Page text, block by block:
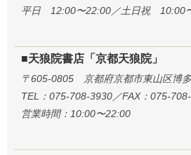
平日 12:00〜22:00／土日祝 10:00
■天狼院書店「京都天狼院」
〒605-0805 京都府京都市東山区博
TEL：075-708-3930／FAX：075-
営業時間：10:00〜22:00